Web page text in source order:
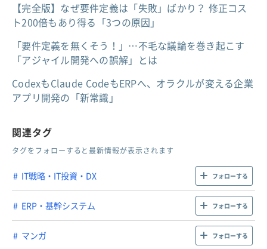
【完全版】なぜ要件定義は「失敗」ばかり？ 修正コス
ト200倍もあり得る「3つの原因」
「要件定義を無くそう！」…不毛な議論を巻き起こす
「アジャイル開発への誤解」とは
CodexもClaude CodeもERPへ、オラクルが変える企業
アプリ開発の「新常識」
関連タグ
タグをフォローすると最新情報が表示されます
IT戦略・IT投資・DX フォローする
ERP・基幹システム フォローする
マンガ フォローする